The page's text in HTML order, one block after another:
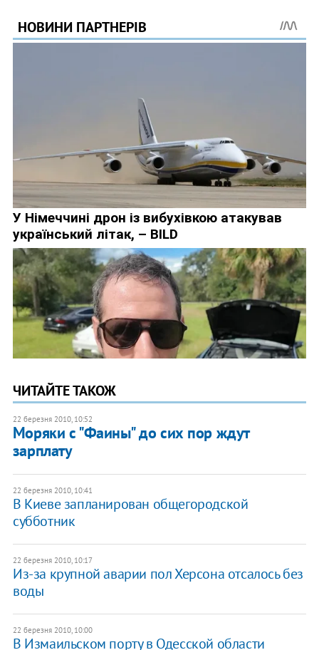
ЧИТАЙТЕ ТАКОЖ
22 березня 2010, 10:52
Моряки с "Фаины" до сих пор ждут
зарплату
22 березня 2010, 10:41
В Киеве запланирован общегородской
субботник
22 березня 2010, 10:17
Из-за крупной аварии пол Херсона отсалось без
воды
22 березня 2010, 10:00
В Измаильском порту в Одесской области